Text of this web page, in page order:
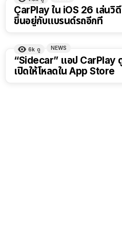
CarPlay ใน iOS 26 เล่นวิ
ขึ้นอยู่กับแบรนด์รถอีกที
6k ดู NEWS
“Sidecar” แอป CarPlay
เปิดให้โหลดใน App Store